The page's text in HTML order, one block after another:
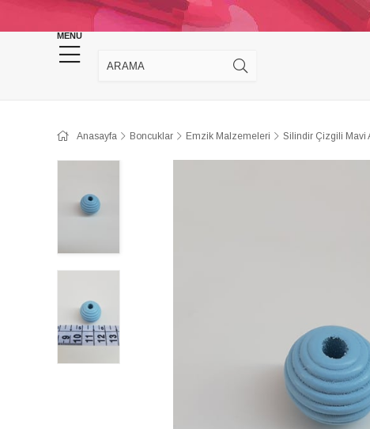
MENU
KINA DÜĞÜN MALZEMELERİ TAKI
Anasayfa Boncuklar Emzik Malzemeleri Silindir Çizgili Mavi